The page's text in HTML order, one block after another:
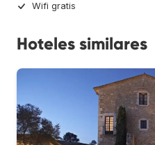
Wifi gratis
Hoteles similares